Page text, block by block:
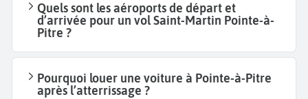
Quels sont les aéroports de départ et
d’arrivée pour un vol Saint-Martin Pointe-à-
Pitre ?
Pourquoi louer une voiture à Pointe-à-Pitre
après l’atterrissage ?